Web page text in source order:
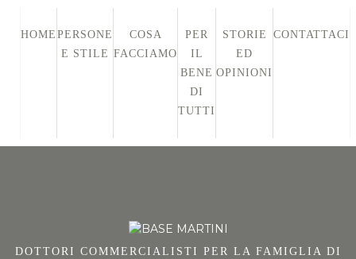
HOME PERSONE
E STILE
COSA
FACCIAMO
PER
IL
BENE
DI
TUTTI
STORIE
ED
OPINIONI
CONTATTACI
DOTTORI COMMERCIALISTI PER LA FAMIGLIA DI